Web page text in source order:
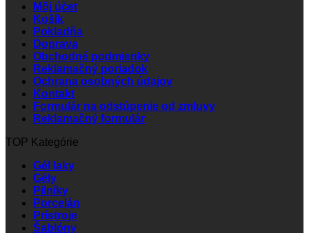
Môj účet
Košík
Pokladňa
Doprava
Obchodné podmienky
Reklamačný poriadok
Ochrana osobných údajov
Kontakt
Formulár na odstúpenie od zmluvy
Reklamačný formulár
TOP Kategórie
Gél laky
Gély
Pilníky
Porcelán
Prístroje
Šablóny